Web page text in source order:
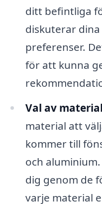
ditt befintliga
diskuterar
preferenser.
för att kunna
Val av
material att
kommer till
och
dig genom de
varje material